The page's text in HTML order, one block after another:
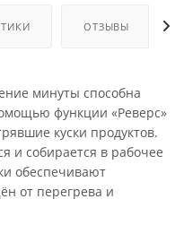
ОТЗЫВЫ
минуты способна
функции «Реверс»
куски продуктов.
и собирается в рабочее
обеспечивают
от перегрева и